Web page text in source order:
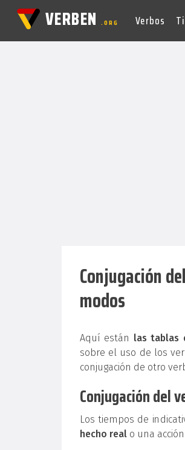
VERBEN.ORG Verbos
Conjugación
modos
Aquí están las tablas
sobre el uso de los
conjugación de otro
Conjugación del
Los tiempos de
hecho real o una